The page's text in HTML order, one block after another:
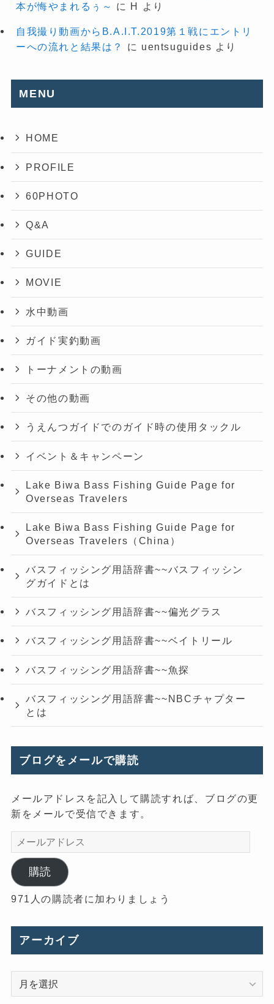
本が悔やまれるぅ～
に H より
自我撮り動画からB.A.I.T.2019第１戦にエントリ
ーへの流れと結果は？
に uentsuguides より
MENU
HOME
PROFILE
60PHOTO
Q&A
GUIDE
MOVIE
水中動画
ガイド実釣動画
トーナメントの動画
その他の動画
うえんつガイドでのガイド時の使用タックル
イベント＆キャンペーン
Lake Biwa Bass Fishing Guide Page for
Overseas Travelers
Lake Biwa Bass Fishing Guide Page for
Overseas Travelers（China）
バスフィッシング用語辞書~~バスフィッシン
グガイドとは
バスフィッシング用語辞書~~偏光グラス
バスフィッシング用語辞書~~ベイトリール
バスフィッシング用語辞書~~魚探
バスフィッシング用語辞書~~NBCチャプター
とは
ブログをメールで購読
メールアドレスを記入して購読すれば、ブログの更
新をメールで受信できます。
メ
ー
ル
ア
ド
ス
購読
971人の購読者に加わりましょう
アーカイブ